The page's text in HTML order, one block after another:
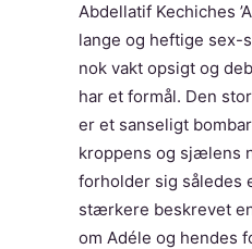
Abdellatif Kechiches
lange og heftige sex-
nok vakt opsigt og
har et formål. Den
er et sanseligt
kroppens og sjælens
forholder sig
stærkere beskrevet
om Adéle og hendes